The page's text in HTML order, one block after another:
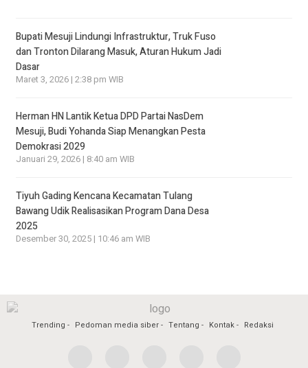
Bupati Mesuji Lindungi Infrastruktur, Truk Fuso
dan Tronton Dilarang Masuk, Aturan Hukum Jadi
Dasar
Maret 3, 2026 | 2:38 pm WIB
Herman HN Lantik Ketua DPD Partai NasDem
Mesuji, Budi Yohanda Siap Menangkan Pesta
Demokrasi 2029
Januari 29, 2026 | 8:40 am WIB
Tiyuh Gading Kencana Kecamatan Tulang
Bawang Udik Realisasikan Program Dana Desa
2025
Desember 30, 2025 | 10:46 am WIB
Trending Pedoman media siber Tentang Kontak Redaksi